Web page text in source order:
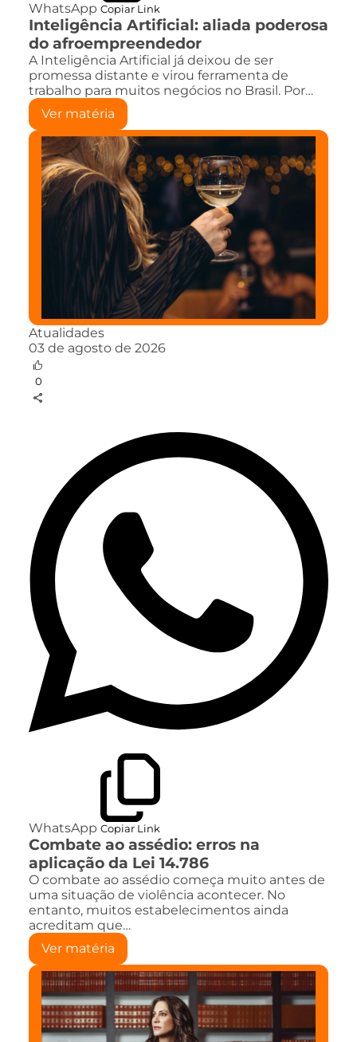
WhatsApp Copiar Link
Inteligência Artificial: aliada poderosa
do afroempreendedor
A Inteligência Artificial já deixou de ser
promessa distante e virou ferramenta de
trabalho para muitos negócios no Brasil. Por…
Ver matéria
Atualidades
03 de agosto de 2026
0
WhatsApp Copiar Link
Combate ao assédio: erros na
aplicação da Lei 14.786
O combate ao assédio começa muito antes de
uma situação de violência acontecer. No
entanto, muitos estabelecimentos ainda
acreditam que…
Ver matéria